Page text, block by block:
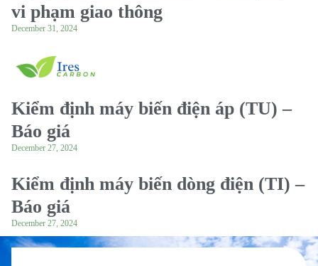
vi phạm giao thông
December 31, 2024
Kiểm định máy biến điện áp (TU) –
Báo giá
December 27, 2024
Kiểm định máy biến dòng điện (TI) –
Báo giá
December 27, 2024